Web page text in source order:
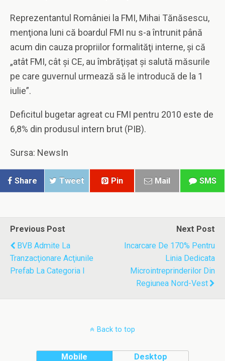
Reprezentantul României la FMI, Mihai Tănăsescu,
menţiona luni că boardul FMI nu s-a întrunit până
acum din cauza propriilor formalităţi interne, şi că
„atât FMI, cât şi CE, au îmbrăţişat şi salută măsurile
pe care guvernul urmează să le introducă de la 1
iulie”.
Deficitul bugetar agreat cu FMI pentru 2010 este de
6,8% din produsul intern brut (PIB).
Sursa: NewsIn
Share Tweet Pin Mail SMS
Previous Post
BVB Admite La
Tranzacţionare Acţiunile
Prefab La Categoria I
Next Post
Incarcare De 170% Pentru
Linia Dedicata
Microintreprinderilor Din
Regiunea Nord-Vest
Back to top
Mobile Desktop